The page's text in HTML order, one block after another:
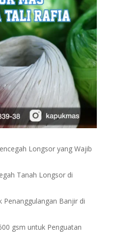
Longsor yang Wajib
Tanah Longsor di
Penanggulangan Banjir di
gsm untuk Penguatan